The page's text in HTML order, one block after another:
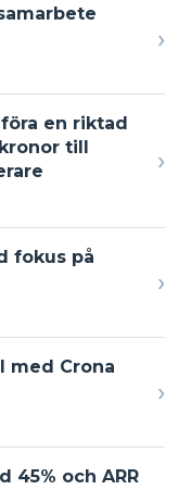
›
en riktad
till
›
fokus på
›
med Crona
›
45% och ARR